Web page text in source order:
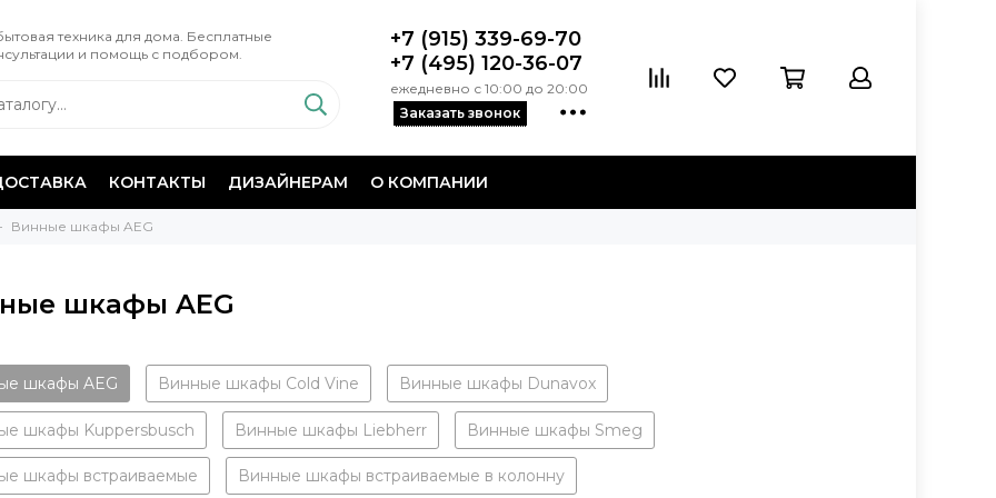
техника для дома. Бесплатные
и помощь с подбором.
+7 (915) 339-69-70
+7 (495) 120-36-07
ежедневно с 10:00 до 20:00
Заказать звонок
КОНТАКТЫ ДИЗАЙНЕРАМ О КОМПАНИИ
Винные шкафы AEG
шкафы AEG
шкафы AEG Винные шкафы Cold Vine Винные шкафы Dunavox
шкафы Kuppersbusch Винные шкафы Liebherr Винные шкафы Smeg
шкафы встраиваемые Винные шкафы встраиваемые в колонну